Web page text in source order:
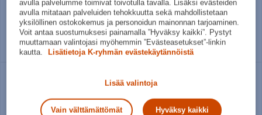
Norm. hinta:29,95€
30pv alin hinta: 19,95€
Useita kokoja
Norm. hinta:269€
30pv alin hinta: 199,90€
avulla palvelumme toimivat toivotulla tavalla. Lisäksi evästeiden
avulla mitataan palveluiden tehokkuutta sekä mahdollistetaan
yksilöllinen ostokokemus ja personoidun mainonnan tarjoaminen.
Voit antaa suostumuksesi painamalla ”Hyväksy kaikki”. Pystyt
muuttamaan valintojasi myöhemmin ”Evästeasetukset”-linkin
kautta.
Lisätietoja K-ryhmän evästekäytännöistä
Lisää valintoja
Vain välttämättömät Hyväksy kaikki